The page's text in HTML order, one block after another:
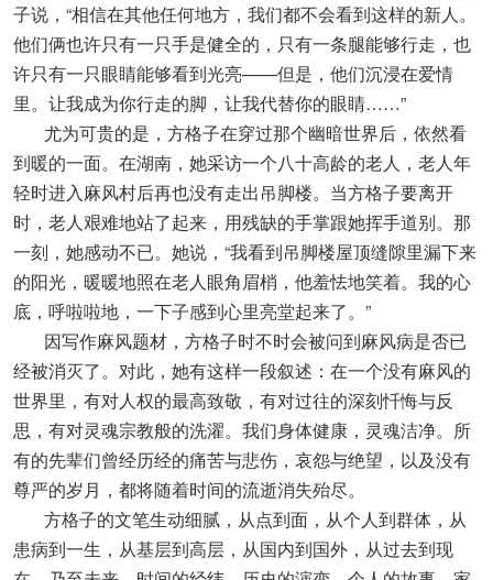
子说，“相信在其他任何地方，我们都不会看到这样的新人。
他们俩也许只有一只手是健全的，只有一条腿能够行走，也
许只有一只眼睛能够看到光亮——但是，他们沉浸在爱情
里。让我成为你行走的脚，让我代替你的眼睛……”
尤为可贵的是，方格子在穿过那个幽暗世界后，依然看
到暖的一面。在湖南，她采访一个八十高龄的老人，老人年
轻时进入麻风村后再也没有走出吊脚楼。当方格子要离开
时，老人艰难地站了起来，用残缺的手掌跟她挥手道别。那
一刻，她感动不已。她说，“我看到吊脚楼屋顶缝隙里漏下来
的阳光，暖暖地照在老人眼角眉梢，他羞怯地笑着。我的心
底，呼啦啦地，一下子感到心里亮堂起来了。”
因写作麻风题材，方格子时不时会被问到麻风病是否已
经被消灭了。对此，她有这样一段叙述：在一个没有麻风的
世界里，有对人权的最高致敬，有对过往的深刻忏悔与反
思，有对灵魂宗教般的洗濯。我们身体健康，灵魂洁净。所
有的先辈们曾经历经的痛苦与悲伤，哀怨与绝望，以及没有
尊严的岁月，都将随着时间的流逝消失殆尽。
方格子的文笔生动细腻，从点到面，从个人到群体，从
患病到一生，从基层到高层，从国内到国外，从过去到现